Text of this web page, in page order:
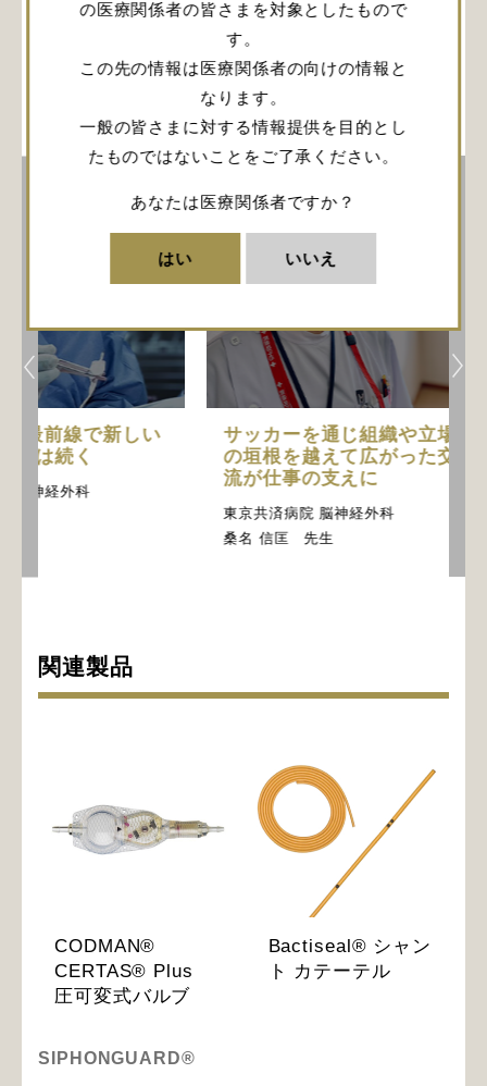
の医療関係者の皆さまを対象としたもので
す。
この先の情報は医療関係者の向けの情報と
なります。
一般の皆さまに対する情報提供を目的とし
たものではないことをご了承ください。
あなたは医療関係者ですか？
はい いいえ
製品に関するお問い合わせ
仕事の本質
サッカーを通じ組織や立場
の垣根を越えて広がった交
東京共済病院 脳神経外科
仕事の本質
正常圧水頭症
ャント術の開
きっかけとは
東京共済病院 脳
関連製品
CODMAN®
CERTAS® Plus
圧可変式バルブ
Bactiseal® シャン
ト カテーテル
SIPHONGUARD®